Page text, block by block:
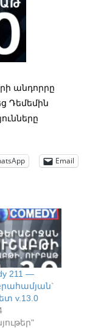
անդորրը
Դեմեմին
Email
211 —
v.13.0